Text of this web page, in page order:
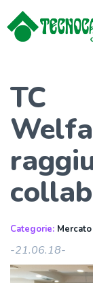
TC
Categorie:
-21.06.18-